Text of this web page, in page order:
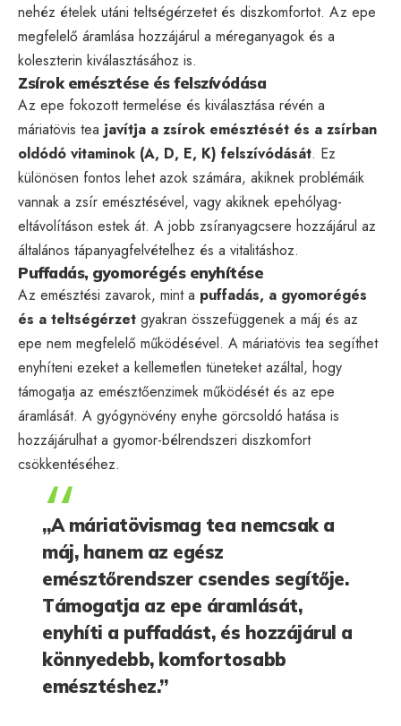
nehéz ételek utáni teltségérzetet és diszkomfortot. Az epe
megfelelő áramlása hozzájárul a méreganyagok és a
koleszterin kiválasztásához is.
Zsírok emésztése és felszívódása
Az epe fokozott termelése és kiválasztása révén a
máriatövis tea javítja a zsírok emésztését és a zsírban
oldódó vitaminok (A, D, E, K) felszívódását. Ez
különösen fontos lehet azok számára, akiknek problémáik
vannak a zsír emésztésével, vagy akiknek epehólyag-
eltávolításon estek át. A jobb zsíranyagcsere hozzájárul az
általános tápanyagfelvételhez és a vitalitáshoz.
Puffadás, gyomorégés enyhítése
Az emésztési zavarok, mint a puffadás, a gyomorégés
és a teltségérzet gyakran összefüggenek a máj és az
epe nem megfelelő működésével. A máriatövis tea segíthet
enyhíteni ezeket a kellemetlen tüneteket azáltal, hogy
támogatja az emésztőenzimek működését és az epe
áramlását. A gyógynövény enyhe görcsoldó hatása is
hozzájárulhat a gyomor-bélrendszeri diszkomfort
csökkentéséhez.
„A máriatövismag tea nemcsak a
máj, hanem az egész
emésztőrendszer csendes segítője.
Támogatja az epe áramlását,
enyhíti a puffadást, és hozzájárul a
könnyedebb, komfortosabb
emésztéshez.”